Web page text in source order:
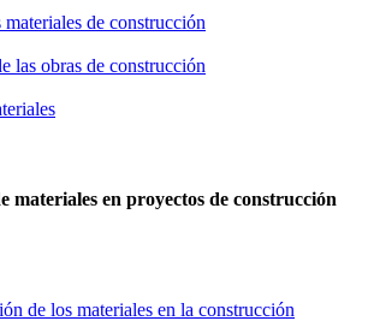
de construcción
las obras de construcción
materiales en proyectos de construcción
de los materiales en la construcción